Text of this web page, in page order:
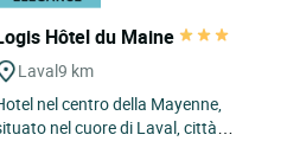
Hôtel du Maine
Laval9 km
nel centro della Mayenne,
nel cuore di Laval, città